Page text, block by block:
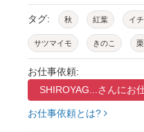
タグ: 秋 紅葉 イ
サツマイモ きのこ 栗
かぼちゃ
シャインマスカット サン
味覚 食べ物
お仕事依頼:
SHIROYAG...さんにお
お仕事依頼とは?